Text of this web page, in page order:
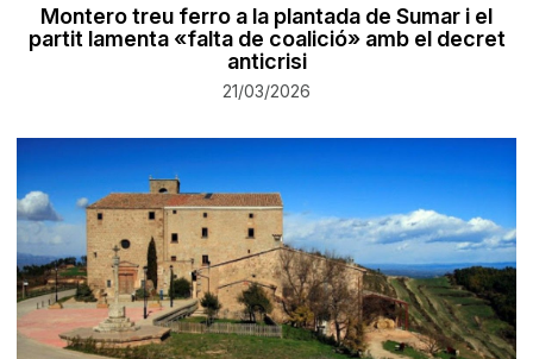
Montero treu ferro a la plantada de Sumar i el
partit lamenta «falta de coalició» amb el decret
anticrisi
21/03/2026